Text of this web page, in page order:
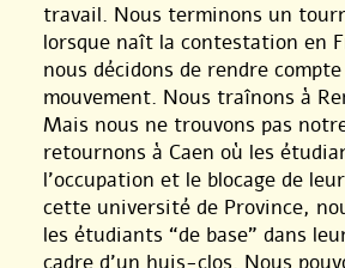
travail. Nous terminons un
lorsque naît la contestation en
nous décidons de rendre
mouvement. Nous traînons à
Mais nous ne trouvons pas
retournons à Caen où les
l’occupation et le blocage de
cette université de Province,
les étudiants “de base” dans